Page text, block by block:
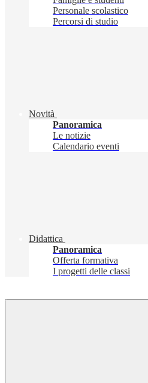
Personale scolastico
Percorsi di studio
Novità
Panoramica
Le notizie
Calendario eventi
Didattica
Panoramica
Offerta formativa
I progetti delle classi